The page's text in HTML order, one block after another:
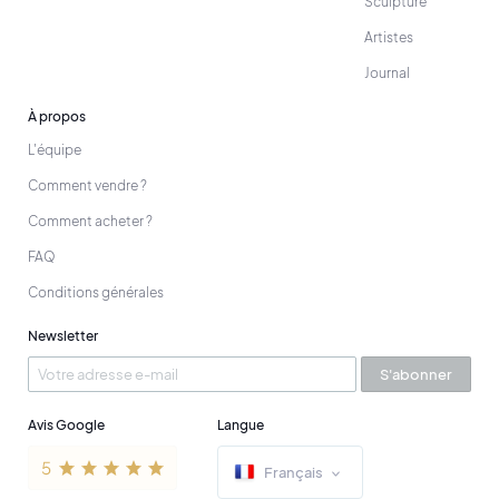
Artistes
Journal
À propos
L'équipe
Comment vendre ?
Comment acheter ?
FAQ
Conditions générales
Newsletter
S'abonner
Avis Google Langue
Français